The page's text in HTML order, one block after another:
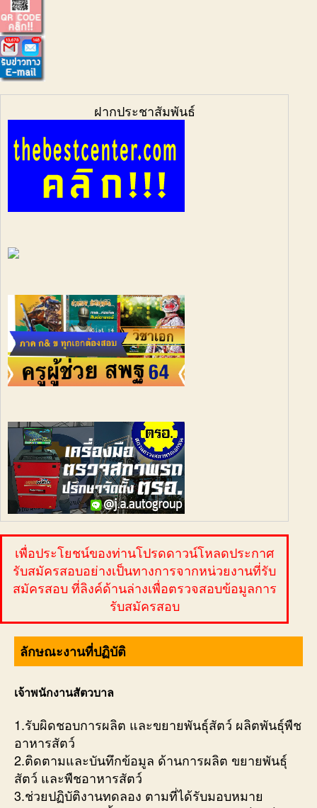
ฝากประชาสัมพันธ์
เพื่อประโยชน์ของท่านโปรดดาวน์โหลดประกาศ
รับสมัครสอบอย่างเป็นทางการจากหน่วยงานที่รับ
สมัครสอบ ที่ลิงค์ด้านล่างเพื่อตรวจสอบข้อมูลการ
รับสมัครสอบ
ลักษณะงานที่ปฏิบัติ
เจ้าพนักงานสัตวบาล
1.รับผิดชอบการผลิต และขยายพันธุ์สัตว์ ผลิตพันธุ์พืช
อาหารสัตว์
2.ติดตามและบันทึกข้อมูล ด้านการผลิต ขยายพันธุ์
สัตว์ และพืชอาหารสัตว์
3.ช่วยปฏิบัติงานทดลอง ตามที่ได้รับมอบหมาย